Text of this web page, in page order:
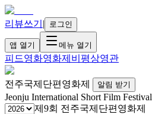
리뷰쓰기 | 로그인
앱 열기 메뉴 열기
피드영화영화제 비평상영관
전주국제단편영화제 알림 받기
Jeonju International Short Film Festival
제9회 전주국제단편영화제